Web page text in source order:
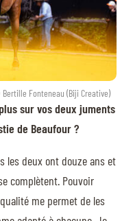
Fonteneau (Biji Creative)
sur vos deux juments
de Beaufour ?
les deux ont douze ans et
complètent. Pouvoir
me permet de les